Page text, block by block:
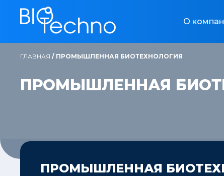
О
ГЛАВНАЯ / ПРОМЫШЛЕННАЯ БИОТЕХНОЛОГИЯ
ПРОМЫШЛЕННАЯ
ПРОМЫШЛЕННАЯ